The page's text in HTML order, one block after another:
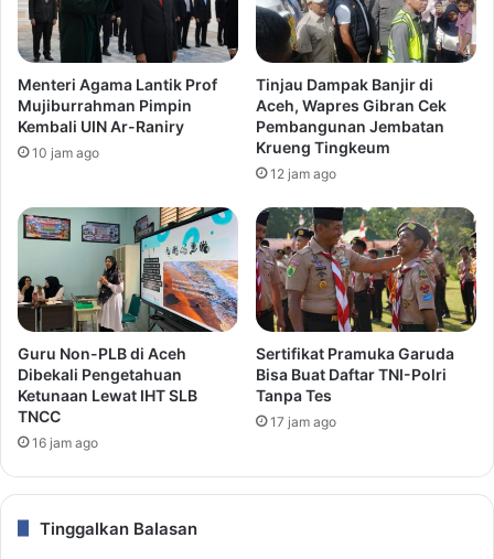
Menteri Agama Lantik Prof
Mujiburrahman Pimpin
Kembali UIN Ar-Raniry
10 jam ago
Tinjau Dampak Banjir di
Aceh, Wapres Gibran Cek
Pembangunan Jembatan
Krueng Tingkeum
12 jam ago
Guru Non-PLB di Aceh
Dibekali Pengetahuan
Ketunaan Lewat IHT SLB
TNCC
16 jam ago
Sertifikat Pramuka Garuda
Bisa Buat Daftar TNI-Polri
Tanpa Tes
17 jam ago
Tinggalkan Balasan